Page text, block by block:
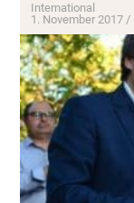
International
1. November 2017 /